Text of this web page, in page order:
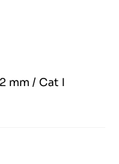
mm / Cat I